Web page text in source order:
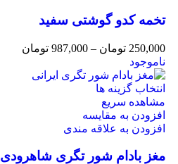
تخمه کدو گوشتی سفید
250,000 تومان –
987,000 تومان
ناموجود
انتخاب گزینه ها
مشاهده سریع
افزودن به مقایسه
افزودن به علاقه مندی
مغز بادام شور تگری شاهرودی